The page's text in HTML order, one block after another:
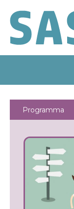
Programma